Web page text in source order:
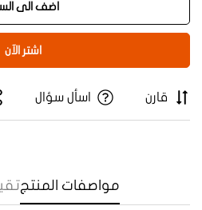
اضف الى
اشتر الآن
قارن اسأل سؤال
مواصفات المنتج
years old or older?